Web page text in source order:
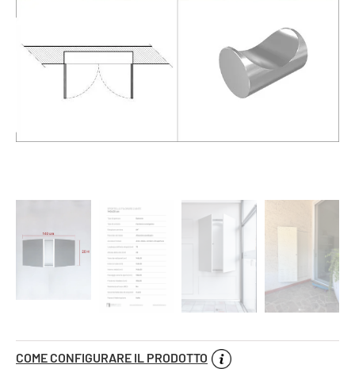
COME CONFIGURARE IL PRODOTTO